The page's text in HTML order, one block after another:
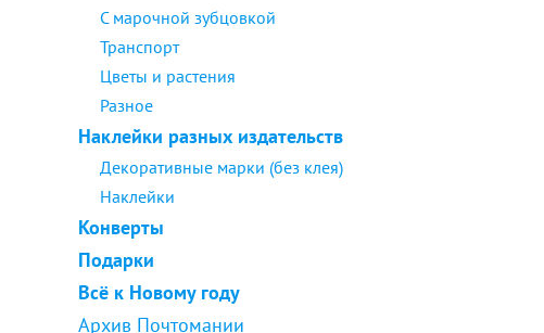
С марочной зубцовкой
Транспорт
Цветы и растения
Разное
Наклейки разных издательств
Декоративные марки (без клея)
Наклейки
Конверты
Подарки
Всё к Новому году
Архив Почтомании